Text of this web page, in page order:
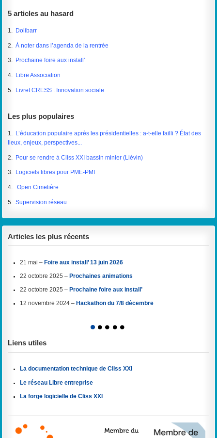
5 articles au hasard
1. Dolibarr
2.À noter dans l’agenda de la rentrée
3. Prochaine foire aux install’
4. Libre Association
5. Livret CRESS : Innovation sociale
Les plus populaires
1.
L’éducation populaire après les présidentielles : a-t-elle failli ? État des
lieux, enjeux, perspectives...
2. Pour se rendre à Cliss XXI bassin minier (Liévin)
3. Logiciels libres pour PME-PMI
4. Open Cimetière
5.Supervision réseau
Articles les plus récents
21 mai – Foire aux install’ 13 juin 2026
22 octobre 2025 – Prochaines animations
22 octobre 2025 – Prochaine foire aux install’
12 novembre 2024 – Hackathon du 7/8 décembre
1 2 3 4 5
Liens utiles
La documentation technique de Cliss XXI
Le réseau Libre entreprise
La forge logicielle de Cliss XXI